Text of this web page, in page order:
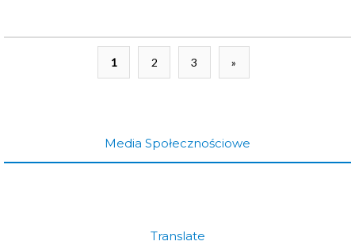
1 2 3 »
Media Społecznościowe
Translate